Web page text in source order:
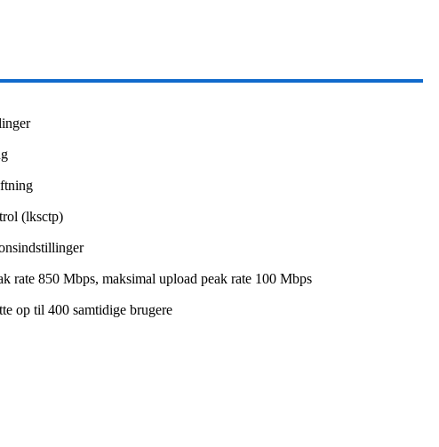
(lksctp)
rate 850 Mbps, maksimal upload peak rate 100 Mbps
op til 400 samtidige brugere